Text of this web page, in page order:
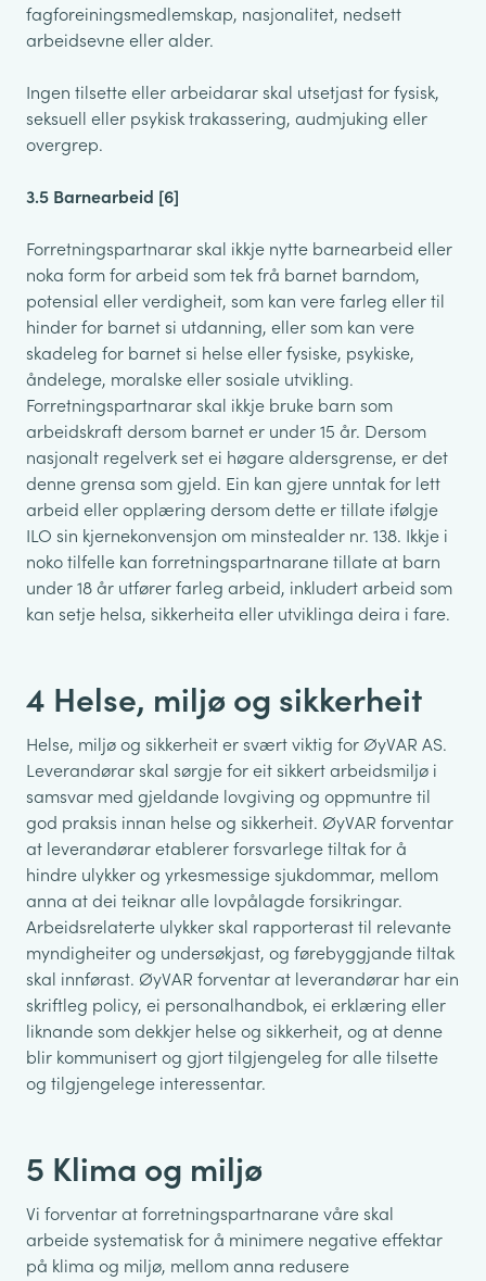
fagforeiningsmedlemskap, nasjonalitet, nedsett
arbeidsevne eller alder.
Ingen tilsette eller arbeidarar skal utsetjast for fysisk,
seksuell eller psykisk trakassering, audmjuking eller
overgrep.
3.5 Barnearbeid [6]
Forretningspartnarar skal ikkje nytte barnearbeid eller
noka form for arbeid som tek frå barnet barndom,
potensial eller verdigheit, som kan vere farleg eller til
hinder for barnet si utdanning, eller som kan vere
skadeleg for barnet si helse eller fysiske, psykiske,
åndelege, moralske eller sosiale utvikling.
Forretningspartnarar skal ikkje bruke barn som
arbeidskraft dersom barnet er under 15 år. Dersom
nasjonalt regelverk set ei høgare aldersgrense, er det
denne grensa som gjeld. Ein kan gjere unntak for lett
arbeid eller opplæring dersom dette er tillate ifølgje
ILO sin kjernekonvensjon om minstealder nr. 138. Ikkje i
noko tilfelle kan forretningspartnarane tillate at barn
under 18 år utfører farleg arbeid, inkludert arbeid som
kan setje helsa, sikkerheita eller utviklinga deira i fare.
4 Helse, miljø og sikkerheit
Helse, miljø og sikkerheit er svært viktig for ØyVAR AS.
Leverandørar skal sørgje for eit sikkert arbeidsmiljø i
samsvar med gjeldande lovgiving og oppmuntre til
god praksis innan helse og sikkerheit. ØyVAR forventar
at leverandørar etablerer forsvarlege tiltak for å
hindre ulykker og yrkesmessige sjukdommar, mellom
anna at dei teiknar alle lovpålagde forsikringar.
Arbeidsrelaterte ulykker skal rapporterast til relevante
myndigheiter og undersøkjast, og førebyggjande tiltak
skal innførast. ØyVAR forventar at leverandørar har ein
skriftleg policy, ei personalhandbok, ei erklæring eller
liknande som dekkjer helse og sikkerheit, og at denne
blir kommunisert og gjort tilgjengeleg for alle tilsette
og tilgjengelege interessentar.
5 Klima og miljø
Vi forventar at forretningspartnarane våre skal
arbeide systematisk for å minimere negative effektar
på klima og miljø, mellom anna redusere